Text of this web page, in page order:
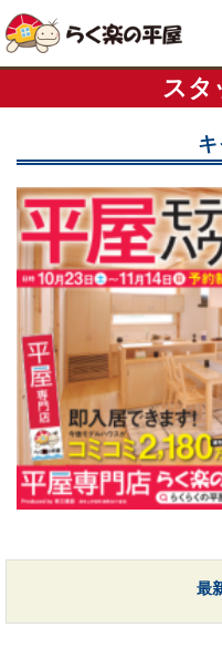
スタ
キ
最